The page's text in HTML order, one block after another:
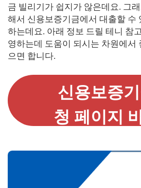
금 빌리기가 쉽지가 않은데요. 그
해서 신용보증기금에서 대출할 수
하는데요. 아래 정보 드릴 테니 참
영하는데 도움이 되시는 차원에서
으면 합니다.
신용보증
청 페이지